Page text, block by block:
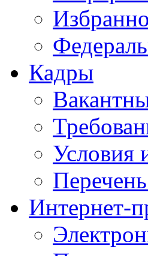
Кадры
Условия
Интернет-